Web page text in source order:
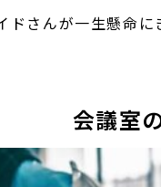
さんが一生懸命に
会議室